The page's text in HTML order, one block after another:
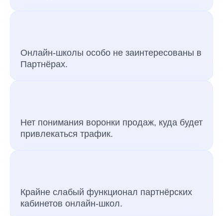
Онлайн-школы особо не заинтересованы в
Партнёрах.
Нет понимания воронки продаж, куда будет
привлекаться трафик.
Крайне слабый функционал партнёрских
кабинетов онлайн-школ.